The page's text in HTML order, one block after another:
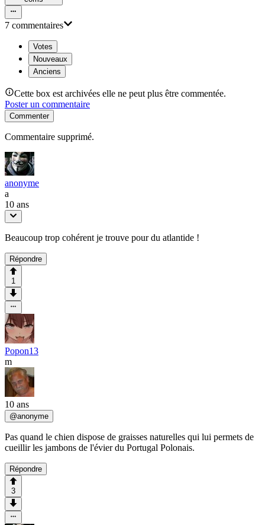
7 commentaires
Votes
Nouveaux
Anciens
Cette box est archivées elle ne peut plus être commentée.
Poster un commentaire
Commenter
Commentaire supprimé.
anonyme
a
10 ans
Beaucoup trop cohérent je trouve pour du atlantide !
Répondre
1
Popon13
m
10 ans
@anonyme
Pas quand le chien dispose de graisses naturelles qui lui permets de
cueillir les jambons de l'évier du Portugal Polonais.
Répondre
3